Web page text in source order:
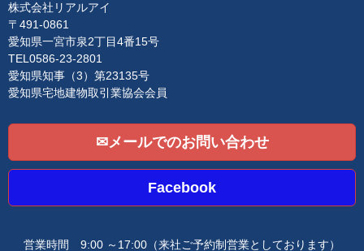
i
o
株式会社リアルアイ
〒491-0861
愛知県一宮市泉2丁目4番15号
TEL0586-23-2801
愛知県知事（3）第23135号
愛知県宅地建物取引業協会会員
✉メールでのお問い合わせ
Facebook
営業時間 9:00 ～17:00 （来社ご予約制営業としております）